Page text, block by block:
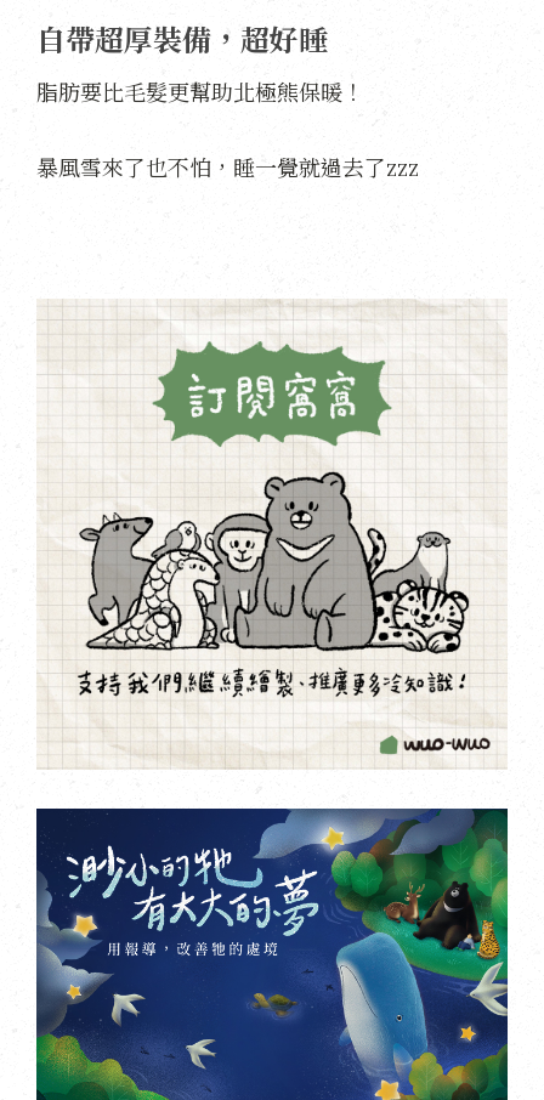
自帶超厚裝備，超好睡
脂肪要比毛髮更幫助北極熊保暖！
暴風雪來了也不怕，睡一覺就過去了zzz